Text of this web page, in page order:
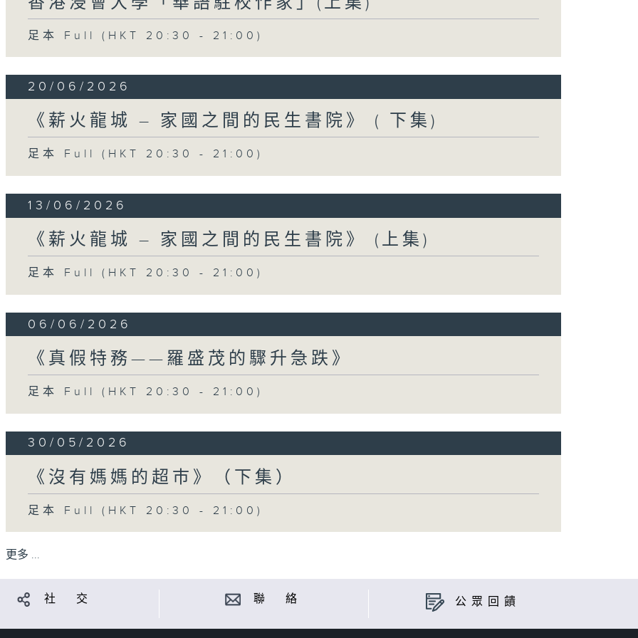
足本 Full (HKT 20:30 - 21:00)
20/06/2026
《薪火龍城 – 家國之間的民生書院》 ( 下集)
足本 Full (HKT 20:30 - 21:00)
13/06/2026
《薪火龍城 – 家國之間的民生書院》 (上集)
足本 Full (HKT 20:30 - 21:00)
06/06/2026
《真假特務——羅盛茂的驟升急跌》
足本 Full (HKT 20:30 - 21:00)
30/05/2026
《沒有媽媽的超巿》（下集）
足本 Full (HKT 20:30 - 21:00)
更多 ...
社 交 聯 絡 公眾回饋